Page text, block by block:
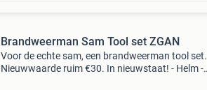
Brandweerman Sam Tool set ZGAN
Voor de echte sam, een brandweerman tool set.
Nieuwwaarde ruim €30. In nieuwstaat! - Helm -